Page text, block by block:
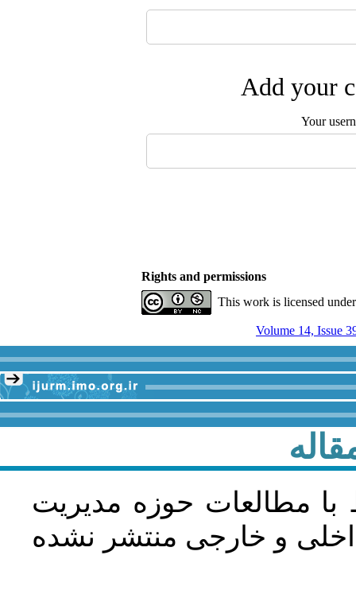
Add your
Your
Rights and permissions
This work is licensed
Volume 14, Issue
با مطالعات حوزه مديريت
و خارجی منتشر نشده